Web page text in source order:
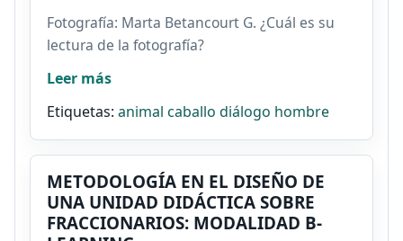
Fotografía: Marta Betancourt G. ¿Cuál es su
lectura de la fotografía?
Leer más
Etiquetas: animal caballo diálogo hombre
METODOLOGÍA EN EL DISEÑO DE
UNA UNIDAD DIDÁCTICA SOBRE
FRACCIONARIOS: MODALIDAD B-